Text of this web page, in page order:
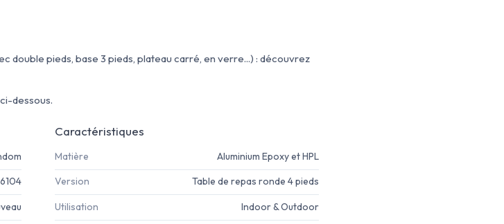
double pieds, base 3 pieds, plateau carré, en verre...) : découvrez
dessous.
Caractéristiques
Matière Aluminium Epoxy et HPL
Version Table de repas ronde 4 pieds
Utilisation Indoor & Outdoor